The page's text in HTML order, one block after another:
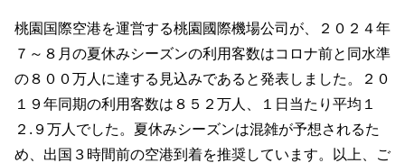
桃園国際空港を運営する桃園國際機場公司が、２０２４年
７～８月の夏休みシーズンの利用客数はコロナ前と同水準
の８００万人に達する見込みであると発表しました。２０
１９年同期の利用客数は８５２万人、１日当たり平均１
２.９万人でした。夏休みシーズンは混雑が予想されるた
め、出国３時間前の空港到着を推奨しています。以上、ご